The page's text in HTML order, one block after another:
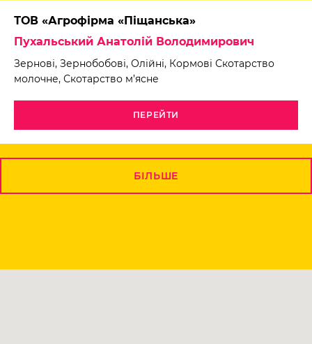
ТОВ «Агрофірма «Піщанська»
Пухальський Анатолій Володимирович
Зернові, Зернобобові, Олійні, Кормові Скотарство
молочне, Скотарство м’ясне
ПЕРЕЙТИ
БІЛЬШЕ